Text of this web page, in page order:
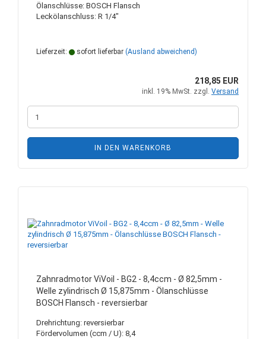
Ölanschlüsse: BOSCH Flansch
Leckölanschluss: R 1/4"
Lieferzeit: sofort lieferbar (Ausland abweichend)
218,85 EUR
inkl. 19% MwSt. zzgl. Versand
IN DEN WARENKORB
Zahnradmotor ViVoil - BG2 - 8,4ccm - Ø 82,5mm -
Welle zylindrisch Ø 15,875mm - Ölanschlüsse
BOSCH Flansch - reversierbar
Drehrichtung: reversierbar
Fördervolumen (ccm / U): 8,4